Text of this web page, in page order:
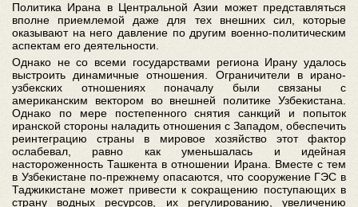
Политика Ирана в Центральной Азии может представляться
вполне приемлемой даже для тех внешних сил, которые
оказывают на него давление по другим военно-политическим
аспектам его деятельности.
Однако не со всеми государствами региона Ирану удалось
выстроить динамичные отношения. Ограничители в ирано-
узбекских отношениях поначалу были связаны с
американским вектором во внешней политике Узбекистана.
Однако по мере постепенного снятия санкций и попыток
иранской стороны наладить отношения с Западом, обеспечить
реинтеграцию страны в мировое хозяйство этот фактор
ослабевал, равно как уменьшалась и идейная
настороженность Ташкента в отношении Ирана. Вместе с тем
в Узбекистане по-прежнему опасаются, что сооружение ГЭС в
Таджикистане может привести к сокращению поступающих в
страну водных ресурсов, их регулированию, увеличению